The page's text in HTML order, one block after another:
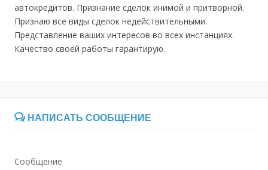
автокредитов. Признание сделок инимой и притворной.
Признаю все виды сделок недействительными.
Представление ваших интересов во всех инстанциях.
Качество своей работы гарантирую.
НАПИСАТЬ СООБЩЕНИЕ
Сообщение